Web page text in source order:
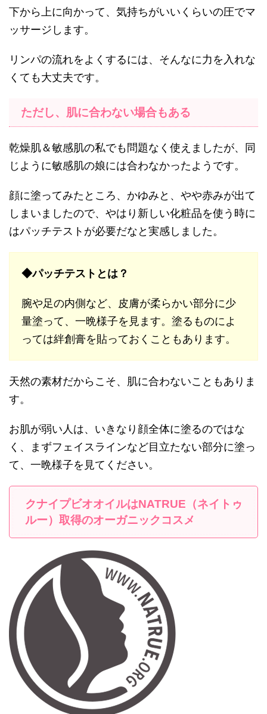
下から上に向かって、気持ちがいいくらいの圧でマ
ッサージします。
リンパの流れをよくするには、そんなに力を入れな
くても大丈夫です。
ただし、肌に合わない場合もある
乾燥肌＆敏感肌の私でも問題なく使えましたが、同
じように敏感肌の娘には合わなかったようです。
顔に塗ってみたところ、かゆみと、やや赤みが出て
しまいましたので、やはり新しい化粧品を使う時に
はパッチテストが必要だなと実感しました。
◆パッチテストとは？
腕や足の内側など、皮膚が柔らかい部分に少
量塗って、一晩様子を見ます。塗るものによ
っては絆創膏を貼っておくこともあります。
天然の素材だからこそ、肌に合わないこともありま
す。
お肌が弱い人は、いきなり顔全体に塗るのではな
く、まずフェイスラインなど目立たない部分に塗っ
て、一晩様子を見てください。
クナイプビオオイルはNATRUE（ネイトゥ
ルー）取得のオーガニックコスメ